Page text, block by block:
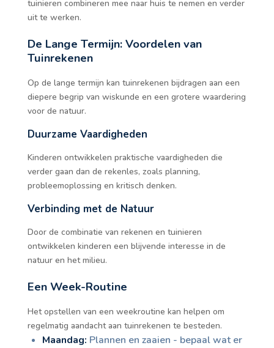
tuinieren combineren mee naar huis te nemen en verder
uit te werken.
De Lange Termijn: Voordelen van
Tuinrekenen
Op de lange termijn kan tuinrekenen bijdragen aan een
diepere begrip van wiskunde en een grotere waardering
voor de natuur.
Duurzame Vaardigheden
Kinderen ontwikkelen praktische vaardigheden die
verder gaan dan de rekenles, zoals planning,
probleemoplossing en kritisch denken.
Verbinding met de Natuur
Door de combinatie van rekenen en tuinieren
ontwikkelen kinderen een blijvende interesse in de
natuur en het milieu.
Een Week-Routine
Het opstellen van een weekroutine kan helpen om
regelmatig aandacht aan tuinrekenen te besteden.
Maandag: Plannen en zaaien - bepaal wat er